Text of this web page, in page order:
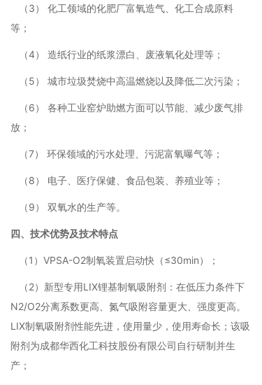
（3） 化工领域的化肥厂富氧造气、化工合成原料
等；
（4） 造纸行业的纸浆漂白、废液氧化处理等；
（5） 城市垃圾焚烧中高温燃烧以及降低二次污染；
（6） 各种工业窑炉助燃方面可以节能、减少废气排
放；
（7） 环保领域的污水处理、污泥富氧曝气等；
（8） 电子、医疗保健、食品包装、养殖业等；
（9） 双氧水的生产等。
四、技术优势及技术特点
（1）VPSA-O2制氧装置启动快（≤30min）；
（2）新型专用LIX锂基制氧吸附剂：在低压力条件下
N2/O2分离系数更高、氮气吸附容量更大、强度更高。
LIX制氧吸附剂性能先进，使用量少，使用寿命长；该吸
附剂为成都华西化工科技股份有限公司自行研制并生
产；